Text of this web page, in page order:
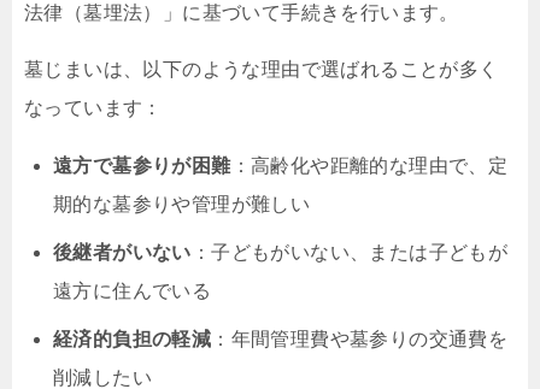
法律（墓埋法）」に基づいて手続きを行います。
墓じまいは、以下のような理由で選ばれることが多く
なっています：
遠方で墓参りが困難：高齢化や距離的な理由で、定
期的な墓参りや管理が難しい
後継者がいない ：子どもがいない、または子どもが
遠方に住んでいる
経済的負担の軽減 ：年間管理費や墓参りの交通費を
削減したい